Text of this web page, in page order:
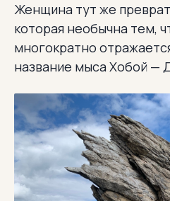
Женщина тут же
которая необычна тем,
многократно
название мыса Хобой —